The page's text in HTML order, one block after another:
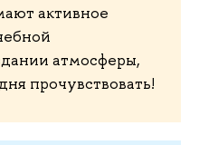
активное
атмосферы,
прочувствовать!